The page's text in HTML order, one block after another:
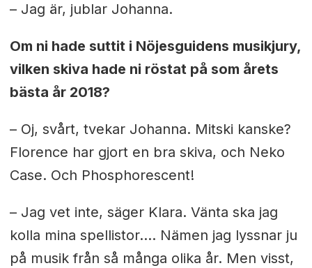
– Jag är, jublar Johanna.
Om ni hade suttit i Nöjesguidens musikjury,
vilken skiva hade ni röstat på som årets
bästa år 2018?
– Oj, svårt, tvekar Johanna. Mitski kanske?
Florence har gjort en bra skiva, och Neko
Case. Och Phosphorescent!
– Jag vet inte, säger Klara. Vänta ska jag
kolla mina spellistor…. Nämen jag lyssnar ju
på musik från så många olika år. Men visst,